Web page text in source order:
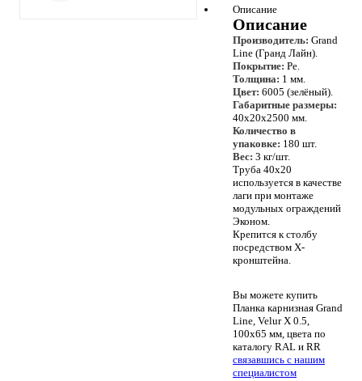
Описание
Описание
Производитель: Grand
Line (Гранд Лайн).
Покрытие: Pe.
Толщина: 1 мм.
Цвет: 6005 (зелёный).
Габаритные размеры:
40х20х2500 мм.
Количество в
упаковке: 180 шт.
Вес: 3 кг/шт.
Труба 40х20
используется в качестве
лаги при монтаже
модульных ограждений
Эконом.
Крепится к столбу
посредством Х-
кронштейна.
Вы можете купить
Планка карнизная Grand
Line, Velur X 0.5,
100х65 мм, цвета по
каталогу RAL и RR
связавшись с нашим
специалистом